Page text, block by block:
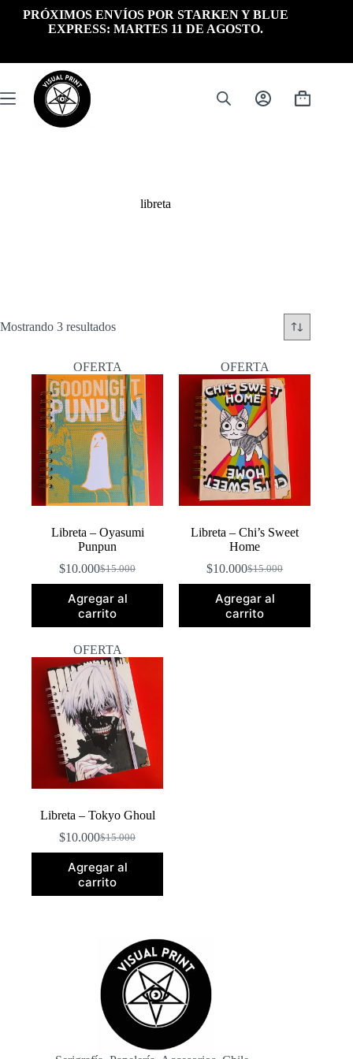
PRÓXIMOS ENVÍOS POR STARKEN Y BLUE
EXPRESS: MARTES 11 DE AGOSTO.
Carrito
libreta
Mostrando 3 resultadosOrdenado
OFERTA
Libreta – Oyasumi
Punpun
$15.000
El
original
era:
$15.000.
$10.000El
actual
es:
$10.000.
Agregar al
carrito
OFERTA
Libreta – Chi’s Sweet
Home
$15.000
El
original
era:
$15.000.
$10.000El
actual
es:
$10.000.
Agregar al
carrito
OFERTA
Libreta – Tokyo Ghoul
$15.000
El
original
era:
$15.000.
$10.000El
actual
es:
$10.000.
Agregar al
carrito